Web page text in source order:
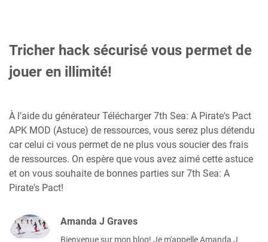
Tricher hack sécurisé vous permet de
jouer en illimité!
À l’aide du générateur Télécharger 7th Sea: A Pirate's Pact
APK MOD (Astuce) de ressources, vous serez plus détendu
car celui ci vous permet de ne plus vous soucier des frais
de ressources. On espère que vous avez aimé cette astuce
et on vous souhaite de bonnes parties sur 7th Sea: A
Pirate's Pact!
Amanda J Graves
Bienvenue sur mon blog! Je m'appelle Amanda J